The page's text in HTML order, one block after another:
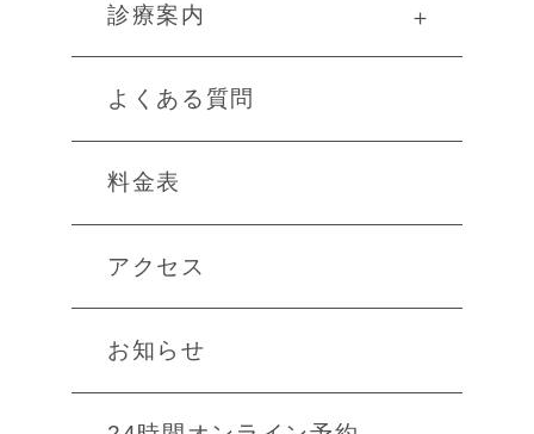
診療案内 ＋
よくある質問
料金表
アクセス
お知らせ